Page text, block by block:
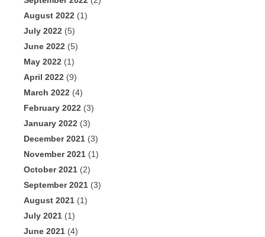
August 2022 (1)
July 2022 (5)
June 2022 (5)
May 2022 (1)
April 2022 (9)
March 2022 (4)
February 2022 (3)
January 2022 (3)
December 2021 (3)
November 2021 (1)
October 2021 (2)
September 2021 (3)
August 2021 (1)
July 2021 (1)
June 2021 (4)